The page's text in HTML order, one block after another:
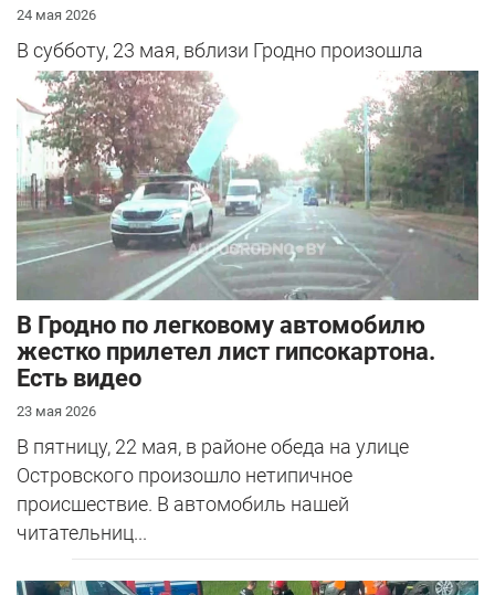
24 мая 2026
В субботу, 23 мая, вблизи Гродно произошла
серьезная авария – столкнулись Mazda и
Peugeot. Читатель АвтоГродно поделился...
В Гродно по легковому автомобилю
жестко прилетел лист гипсокартона.
Есть видео
23 мая 2026
В пятницу, 22 мая, в районе обеда на улице
Островского произошло нетипичное
происшествие. В автомобиль нашей
читательниц...